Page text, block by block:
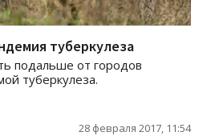
туберкулеза
подальше от городов
туберкулеза.
28 февраля 2017, 11:54